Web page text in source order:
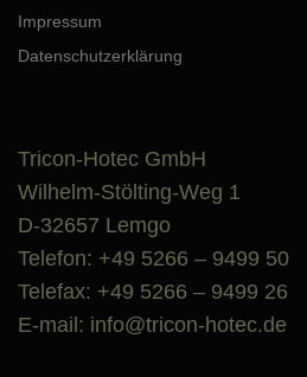
Impressum
Datenschutzerklärung
Tricon-Hotec GmbH
Wilhelm-Stölting-Weg 1
D-32657 Lemgo
Telefon: +49 5266 – 9499 50
Telefax: +49 5266 – 9499 26
E-mail: info@tricon-hotec.de